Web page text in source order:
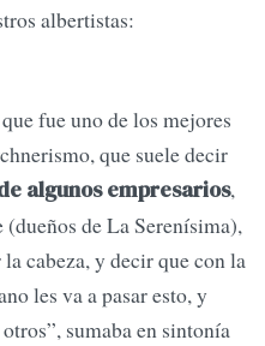
albertistas:
fue uno de los mejores
que suele decir
algunos empresarios,
de La Serenísima),
cabeza, y decir que con la
les va a pasar esto, y
sumaba en sintonía